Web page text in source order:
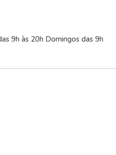
9h às 20h Domingos das 9h